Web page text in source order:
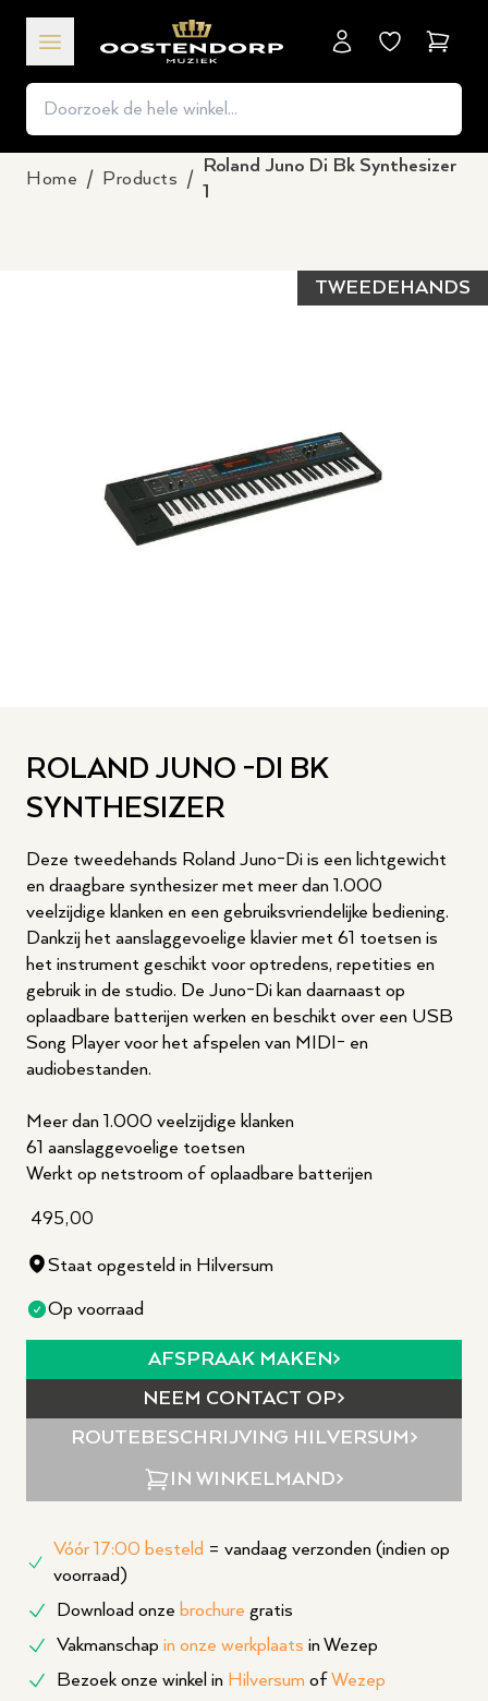
Home / Products /
Roland Juno Di Bk Synthesizer
1
TWEEDEHANDS
ROLAND JUNO -DI BK
SYNTHESIZER
Deze tweedehands Roland Juno-Di is een lichtgewicht
en draagbare synthesizer met meer dan 1.000
veelzijdige klanken en een gebruiksvriendelijke bediening.
Dankzij het aanslaggevoelige klavier met 61 toetsen is
het instrument geschikt voor optredens, repetities en
gebruik in de studio. De Juno-Di kan daarnaast op
oplaadbare batterijen werken en beschikt over een USB
Song Player voor het afspelen van MIDI- en
audiobestanden.
Meer dan 1.000 veelzijdige klanken
61 aanslaggevoelige toetsen
Werkt op netstroom of oplaadbare batterijen
495,00
Staat opgesteld in Hilversum
Op voorraad
AFSPRAAK MAKEN
NEEM CONTACT OP
ROUTEBESCHRIJVING HILVERSUM
IN WINKELMAND
Vóór 17:00 besteld = vandaag verzonden (indien op
voorraad)
Download onze brochure gratis
Vakmanschap in onze werkplaats in Wezep
Bezoek onze winkel in Hilversum of Wezep